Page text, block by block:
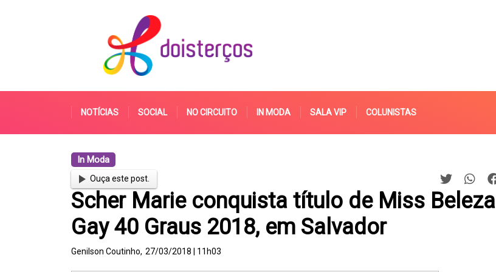
NOTÍCIAS SOCIAL NO CIRCUITO IN MODA SALA VIP COLUNISTAS
In Moda
Ouça este post.
Scher Marie conquista título de Miss Beleza
Gay 40 Graus 2018, em Salvador
Genilson Coutinho, 27/03/2018 | 11h03